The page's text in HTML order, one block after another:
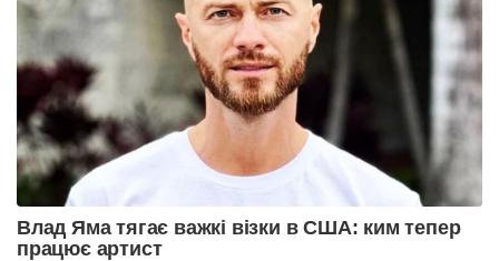
Влад Яма тягає важкі візки в США: ким тепер
працює артист